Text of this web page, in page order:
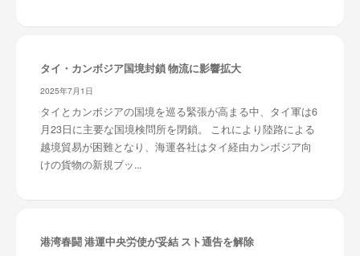
タイ・カンボジア国境封鎖 物流に影響拡大
2025年7月1日
タイとカンボジアの国境を巡る緊張が高まる中、タイ軍は6
月23日に主要な国境検問所を閉鎖。 これにより陸路による
越境貿易が困難となり、海運各社はタイ経由カンボジア向
けの貨物の新規ブッ...
港湾春闘 港運中央労使が妥結 スト通告を解除